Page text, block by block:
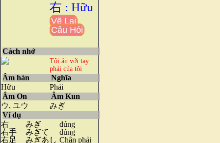
右 : Hữu
Vẽ Lại
Câu Hỏi
Cách nhớ
Tôi ăn với tay
phải của tôi
Âm hán
Hữu
Nghĩa
Phải
Âm On
ウ, ユウ
Âm Kun
みぎ
Ví dụ
右
みぎ
đúng
右手
みぎて
đúng
右足
みぎあし Chân phải